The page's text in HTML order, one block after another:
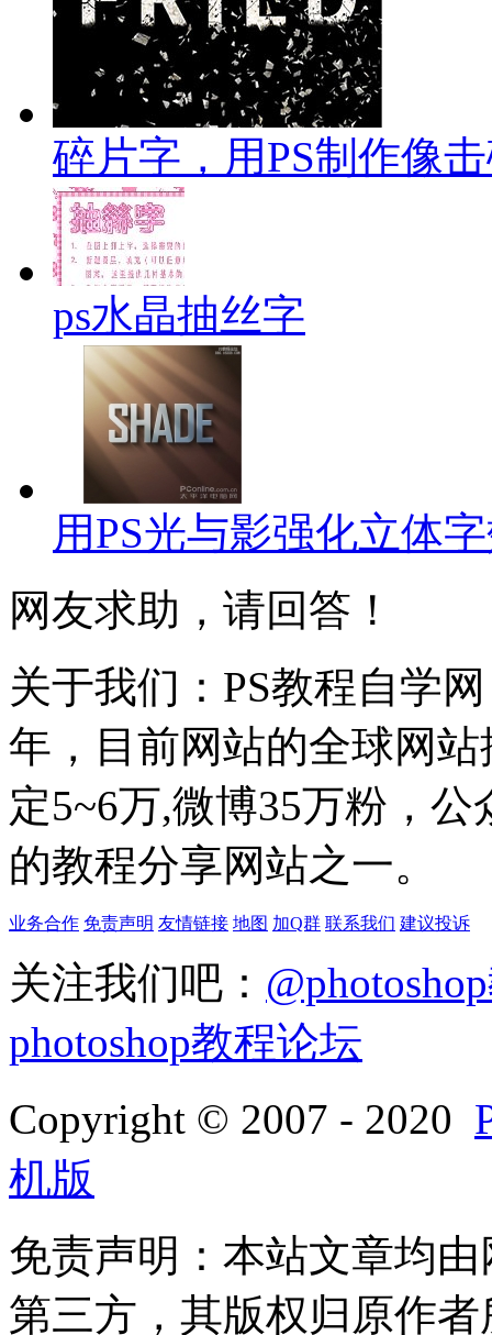
碎片字，用PS制作像
ps水晶抽丝字
用PS光与影强化立体
网友求助，请回答！
关于我们：PS教程自学
年，目前网站的全球网
定5~6万,微博35万粉，
的教程分享网站之一。
业务合作 免责声明 友情链接 地图 加Q群 联系我们 建议投诉
关注我们吧：
photoshop教程论坛
Copyright © 2007 - 2020
机版
免责声明：本站文章均
第三方，其版权归原作